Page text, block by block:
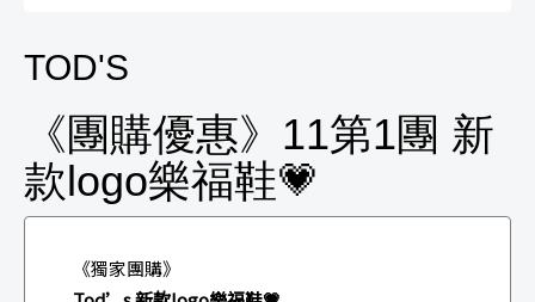
TOD'S
《團購優惠》11第1團 新
款logo樂福鞋💗
《獨家團購》